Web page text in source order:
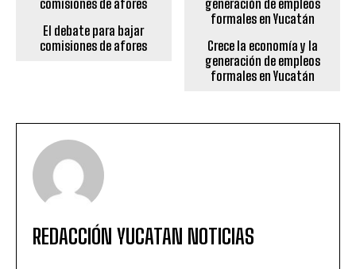
El debate para bajar
comisiones de afores
Crece la economía y la
generación de empleos
formales en Yucatán
REDACCIÓN YUCATAN NOTICIAS